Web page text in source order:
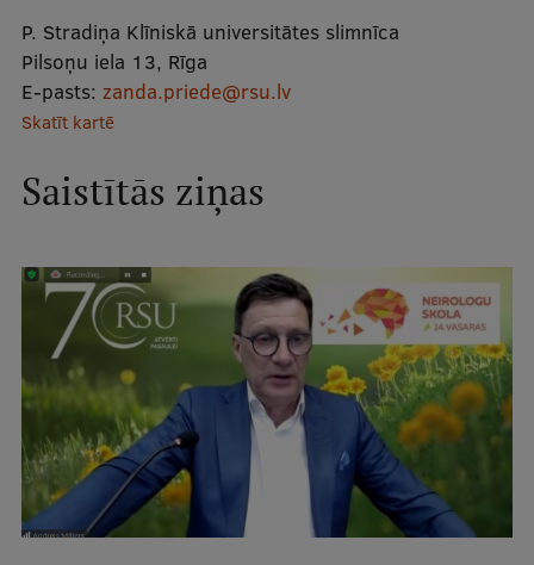
Maģistra studiju programmas
Doktorantūra
Rezidentūra
Praktiska informācija
Par RSU
Studentu dzīve
Studiju norises vietas
Fakultātes
Mūsu cilvēki
P. Stradiņa Klīniskā universitātes slimnīca
Pilsoņu iela 13, Rīga
E-pasts: zanda.priede@rsu.lv
Skatīt kartē
Saistītās ziņas